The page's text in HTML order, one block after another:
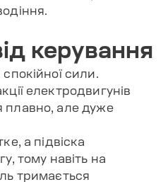
керування
сили.
електродвигунів
плавно, але дуже
а підвіска
тому навіть на
тримається